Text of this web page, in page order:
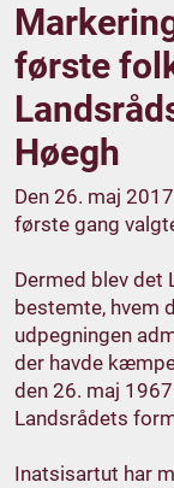
første
Høegh
Den 26. maj
første gang
Dermed blev det
bestemte, hvem
udpegningen
der havde
den 26. maj
Landsrådets
Inatsisartut har